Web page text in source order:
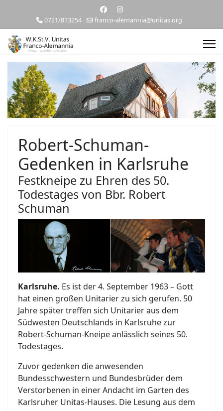
0721/813254 franco-alemannia@unitas.org
Robert-Schuman-
Gedenken in Karlsruhe
Festkneipe zu Ehren des 50.
Todestages von Bbr. Robert
Schuman
Karlsruhe. Es ist der 4. September 1963 – Gott
hat einen großen Unitarier zu sich gerufen. 50
Jahre später treffen sich Unitarier aus dem
Südwesten Deutschlands in Karlsruhe zur
Robert-Schuman-Kneipe anlässlich seines 50.
Todestages.
Zuvor gedenken die anwesenden
Bundesschwestern und Bundesbrüder dem
Verstorbenen in einer Andacht im Garten des
Karlsruher Unitas-Hauses. Die Lesung aus dem